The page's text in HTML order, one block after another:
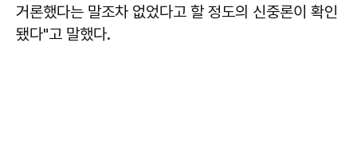
거론했다는 말조차 없었다고 할 정도의 신중론이 확인
됐다"고 말했다.